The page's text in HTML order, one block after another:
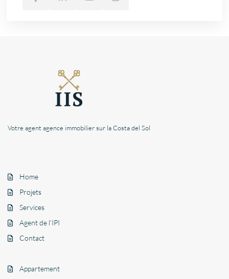
Votre agent agence immobilier sur la Costa del Sol
Home
Projets
Services
Agent de l’IPI
Contact
Appartement